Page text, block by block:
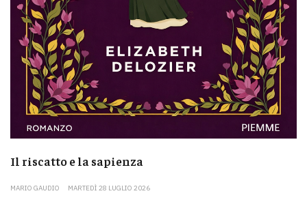
Il riscatto e la sapienza
MARIO GAUDIO MARTEDÌ 28 LUGLIO 2026